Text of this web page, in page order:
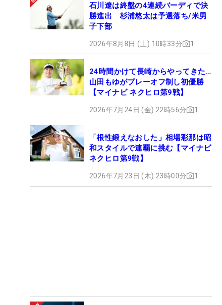
石川遼は終盤の4連続バーディで決
勝進出 杉浦悠太は予選落ち/米男
子下部
2026年8月8日 (土) 10時33分 1
24時間かけて長崎からやってきた…
山田もゆがプレーオフ制し初優勝
【マイナビ ネクヒロ第9戦】
2026年7月24日 (金) 22時56分 1
「根性鍛えなおした」相場彩那は昭
和スタイルで連覇に挑む【マイナビ
ネクヒロ第9戦】
2026年7月23日 (木) 23時00分 1